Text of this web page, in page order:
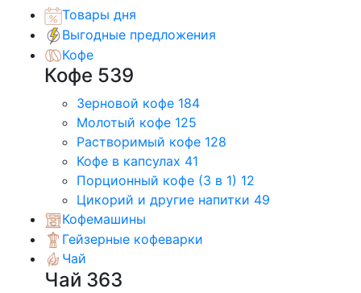
Товары дня
Выгодные предложения
Кофе
Кофе 539
Зерновой кофе 184
Молотый кофе 125
Растворимый кофе 128
Кофе в капсулах 41
Порционный кофе (3 в 1) 12
Цикорий и другие напитки 49
Кофемашины
Гейзерные кофеварки
Чай
Чай 363